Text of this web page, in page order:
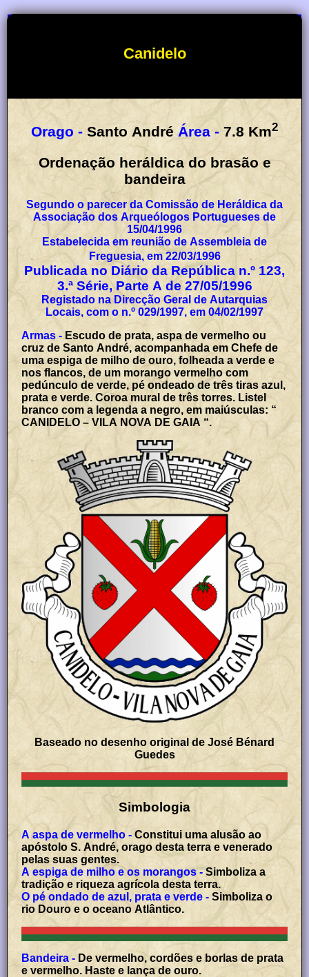
Canidelo
Orago - Santo André Área - 7.8 Km2
Ordenação heráldica do brasão e
bandeira
Segundo o parecer da Comissão de Heráldica da
Associação dos Arqueólogos Portugueses de
15/04/1996
Estabelecida em reunião de Assembleia de
Freguesia, em 22/03/1996
Publicada no Diário da República n.º 123,
3.ª Série, Parte A de 27/05/1996
Registado na Direcção Geral de Autarquias
Locais, com o n.º 029/1997, em 04/02/1997
Armas - Escudo de prata, aspa de vermelho ou
cruz de Santo André, acompanhada em Chefe de
uma espiga de milho de ouro, folheada a verde e
nos flancos, de um morango vermelho com
pedúnculo de verde, pé ondeado de três tiras azul,
prata e verde. Coroa mural de três torres. Listel
branco com a legenda a negro, em maiúsculas: “
CANIDELO – VILA NOVA DE GAIA “.
Baseado no desenho original de José Bénard
Guedes
Simbologia
A aspa de vermelho - Constitui uma alusão ao
apóstolo S. André, orago desta terra e venerado
pelas suas gentes.
A espiga de milho e os morangos -Simboliza a
tradição e riqueza agrícola desta terra.
O pé ondado de azul, prata e verde - Simboliza o
rio Douro e o oceano Atlântico.
Bandeira - De vermelho, cordões e borlas de prata
e vermelho. Haste e lança de ouro.